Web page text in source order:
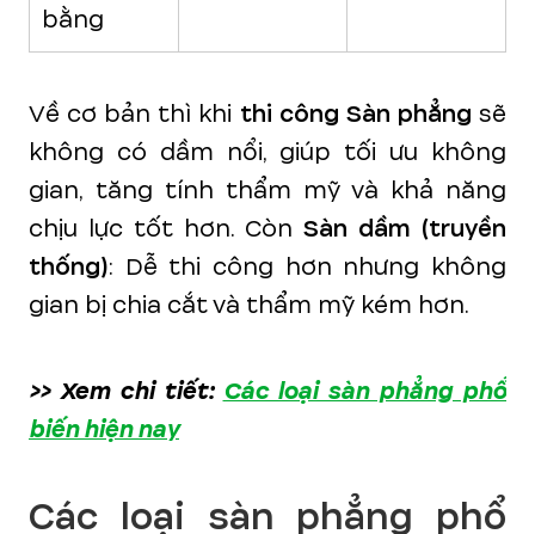
bằng
Về cơ bản thì khi thi công Sàn phẳngsẽ
không có dầm nổi, giúp tối ưu không
gian, tăng tính thẩm mỹ và khả năng
chịu lực tốt hơn. CònSàn dầm (truyền
thống): Dễ thi công hơn nhưng không
gian bị chia cắt và thẩm mỹ kém hơn.
>> Xem chi tiết:Các loại sàn phẳng phổ
biến hiện nay
Các loại sàn phẳng phổ